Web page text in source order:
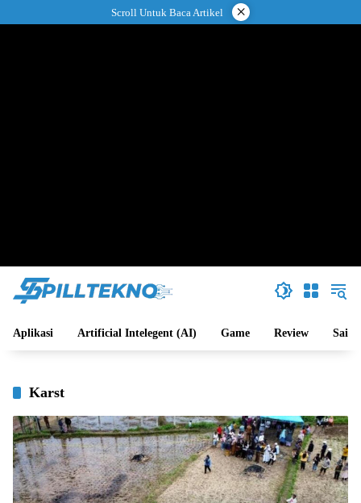
ke
Scroll Untuk Baca Artikel ×
Aplikasi Artificial Intelegent (AI) Game Review Sains
Karst